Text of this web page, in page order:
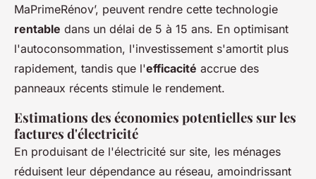
MaPrimeRénov’, peuvent rendre cette technologie
rentable dans un délai de 5 à 15 ans. En optimisant
l'autoconsommation, l'investissement s'amortit plus
rapidement, tandis que l'efficacité accrue des
panneaux récents stimule le rendement.
Estimations des économies potentielles sur les
factures d'électricité
En produisant de l'électricité sur site, les ménages
réduisent leur dépendance au réseau, amoindrissant